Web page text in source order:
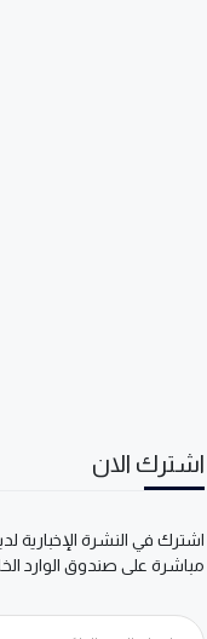
اشترك الان
اشترك في النشرة الإخبارية
مباشرة على صندوق الوارد